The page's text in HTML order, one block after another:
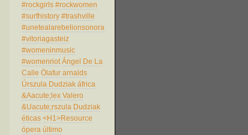
#rockgirls #rockwomen
#surfhistory #trashville
#unetealarebelionsonora
#vitoriagasteiz
#womeninmusic
#womenriot Ángel De La
Calle Ölafur arnalds
Úrszula Dudziak áfrica
&Aacute;lex Valero
&Uacute;rszula Dudziak
éticas <H1>Resource
ópera último